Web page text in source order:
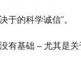
的科学诚信”。
有基础 – 尤其是